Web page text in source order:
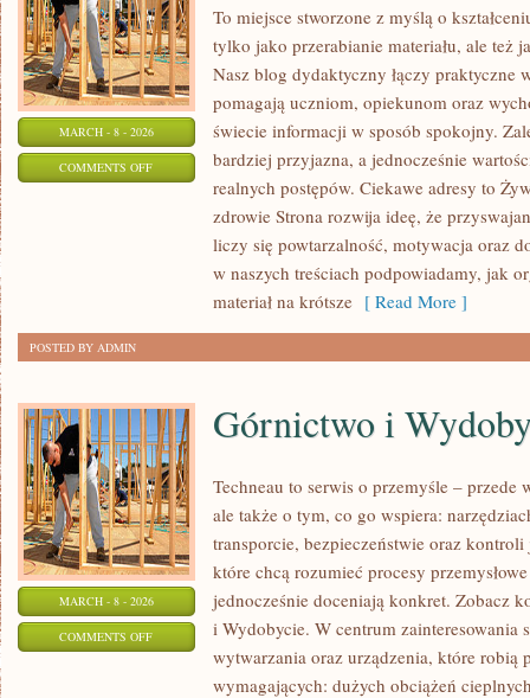
MARCH - 8 - 2026
COMMENTS OFFON
PRZEDSZKOLA
To miejsce stworzone z myślą o
tylko jako przerabianie materiału, ale też
Nasz blog dydaktyczny łączy praktyczne
pomagają uczniom, opiekunom oraz
świecie informacji w sposób spokojny.
bardziej przyjazna, a jednocześnie
realnych postępów. Ciekawe adresy to
zdrowie Strona rozwija ideę, że
liczy się powtarzalność, motywacja oraz
w naszych treściach podpowiadamy, jak
materiał na krótsze [ Read More ]
POSTED BY ADMIN
MARCH - 8 - 2026
COMMENTS OFFON
GÓRNICTWO
Górnictwo i
Techneau to serwis o przemyśle –
ale także o tym, co go wspiera:
transporcie, bezpieczeństwie oraz
które chcą rozumieć procesy
jednocześnie doceniają konkret. Zobacz
i Wydobycie. W centrum zainteresowania
wytwarzania oraz urządzenia, które robią
wymagających: dużych obciążeń